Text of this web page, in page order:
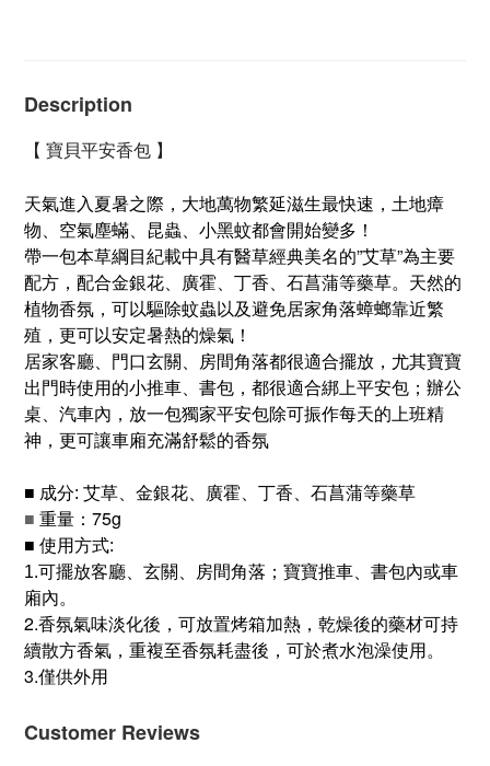
Description
【 寶貝平安香包 】
天氣進入夏暑之際，大地萬物繁延滋生最快速，土地瘴
物、空氣塵蟎、昆蟲、小黑蚊都會開始變多！
帶一包本草綱目紀載中具有醫草經典美名的”艾草”為主要
配方，配合金銀花、廣霍、丁香、石菖蒲等藥草。天然的
植物香氛，可以驅除蚊蟲以及避免居家角落蟑螂靠近繁
殖，更可以安定暑熱的燥氣！
居家客廳、門口玄關、房間角落都很適合擺放，尤其寶寶
出門時使用的小推車、書包，都很適合綁上平安包；辦公
桌、汽車內，放一包獨家平安包除可振作每天的上班精
神，更可讓車廂充滿舒鬆的香氛
■ 成分: 艾草、金銀花、廣霍、丁香、石菖蒲等藥草
■ 重量：75g
■ 使用方式:
1.可擺放客廳、玄關、房間角落；寶寶推車、書包內或車
廂內。
2.香氛氣味淡化後，可放置烤箱加熱，乾燥後的藥材可持
續散方香氣，重複至香氛耗盡後，可於煮水泡澡使用。
3.僅供外用
Customer Reviews